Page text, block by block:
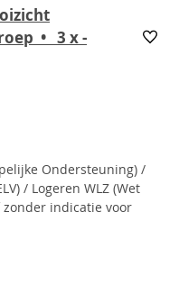
• 3 x-
Ondersteuning) /
/ Logeren WLZ (Wet
indicatie voor